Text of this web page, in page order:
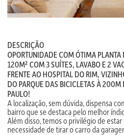
DESCRIÇÃO
OPORTUNIDADE COM ÓTIMA
120M² COM 3 SUÍTES, LAVABO E 2
FRENTE AO HOSPITAL DO RIM,
DO PARQUE DAS BICICLETAS À
PAULO!
A localização, sem dúvida, dispensa
bairro que se destaca pelo melhor
Além disso, temos o privilégio de
necessidade de tirar o carro da